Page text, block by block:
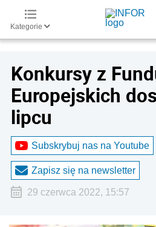
Kategorie
Konkursy z
Europejskich
lipcu
Subskrybuj nas na Youtube
Zapisz się na newsletter
29 czerwca 2022, 15:57